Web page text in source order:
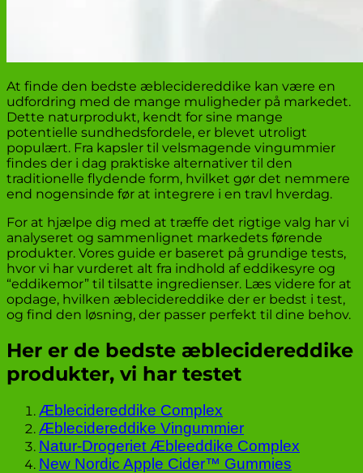
At finde den bedste æblecidereddike kan være en
udfordring med de mange muligheder på markedet.
Dette naturprodukt, kendt for sine mange
potentielle sundhedsfordele, er blevet utroligt
populært. Fra kapsler til velsmagende vingummier
findes der i dag praktiske alternativer til den
traditionelle flydende form, hvilket gør det nemmere
end nogensinde før at integrere i en travl hverdag.
For at hjælpe dig med at træffe det rigtige valg har vi
analyseret og sammenlignet markedets førende
produkter. Vores guide er baseret på grundige tests,
hvor vi har vurderet alt fra indhold af eddikesyre og
“eddikemor” til tilsatte ingredienser. Læs videre for at
opdage, hvilken æblecidereddike der er bedst i test,
og find den løsning, der passer perfekt til dine behov.
Her er de bedste æblecidereddike
produkter, vi har testet
Æblecidereddike Complex
Æblecidereddike Vingummier
Natur-Drogeriet Æbleeddike Complex
New Nordic Apple Cider™ Gummies